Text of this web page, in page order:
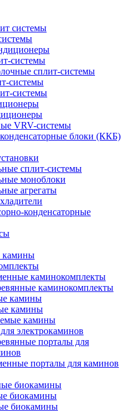
системы
системы
сплит-системы
системы
системы
VRV-системы
блоки (ККБ)
сплит-системы
моноблоки
агрегаты
конденсаторные
камины
каминокомплекты
каминокомплекты
камины
камины
камины
электрокаминов
порталы для
порталы для каминов
биокамины
биокамины
биокамины